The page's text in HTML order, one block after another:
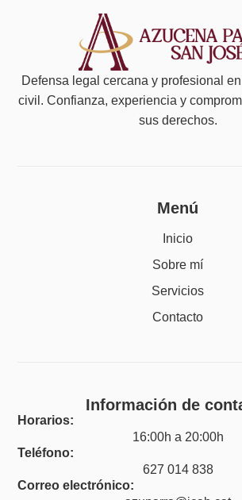
Defensa legal cercana y profesional
civil. Confianza, experiencia y
sus derechos.
Menú
Inicio
Sobre mí
Servicios
Contacto
Información de
Horarios:
16:00h a 20:00h
Teléfono:
627 014 838
Correo electrónico: